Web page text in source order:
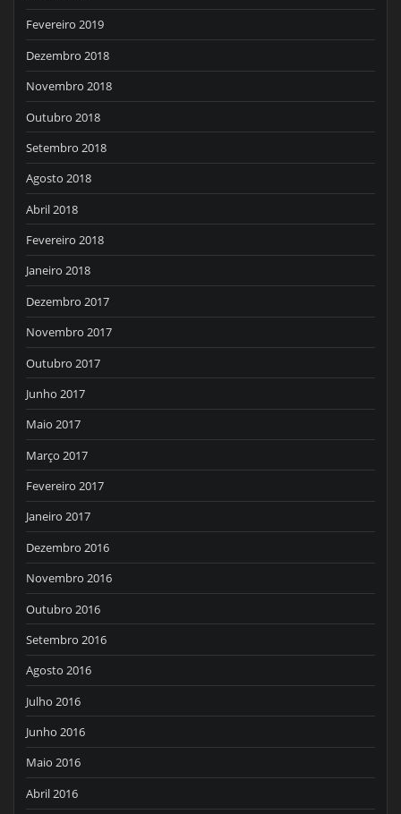
Fevereiro 2019
Dezembro 2018
Novembro 2018
Outubro 2018
Setembro 2018
Agosto 2018
Abril 2018
Fevereiro 2018
Janeiro 2018
Dezembro 2017
Novembro 2017
Outubro 2017
Junho 2017
Maio 2017
Março 2017
Fevereiro 2017
Janeiro 2017
Dezembro 2016
Novembro 2016
Outubro 2016
Setembro 2016
Agosto 2016
Julho 2016
Junho 2016
Maio 2016
Abril 2016